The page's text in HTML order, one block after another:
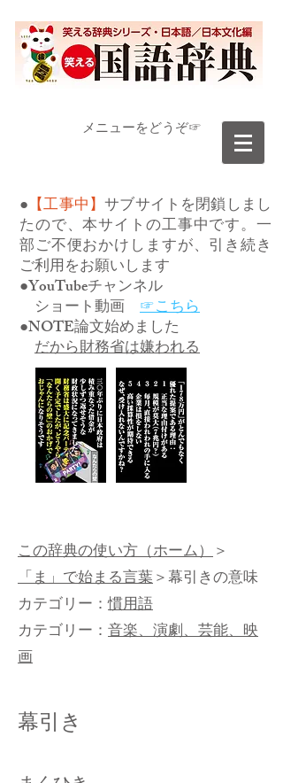
​メニューをどうぞ☞
● 【工事中】サブサイトを閉鎖しまし
たので、本サイトの工事中です。一
部ご不便おかけしますが、引き続き
ご利用をお願いします
●YouTubeチャンネル
ショート動画 ☞こちら
●NOTE論文始めました
だから財務省は嫌われる
この辞典の使い方（ホーム）＞
「ま」で始まる言葉＞幕引きの意味
カテゴリー：慣用語
カテゴリー： 音楽、演劇、芸能、映
画
幕引き